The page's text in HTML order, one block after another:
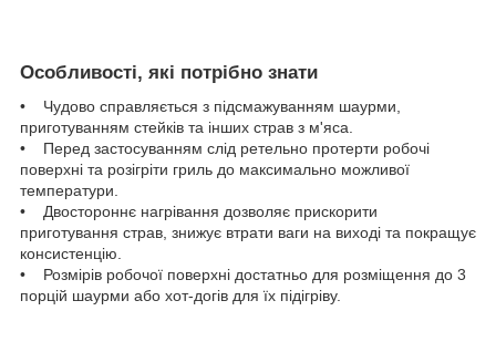
Особливості, які потрібно знати
• Чудово справляється з підсмажуванням шаурми,
приготуванням стейків та інших страв з м'яса.
• Перед застосуванням слід ретельно протерти робочі
поверхні та розігріти гриль до максимально можливої
температури.
• Двостороннє нагрівання дозволяє прискорити
приготування страв, знижує втрати ваги на виході та покращує
консистенцію.
• Розмірів робочої поверхні достатньо для розміщення до 3
порцій шаурми або хот-догів для їх підігріву.